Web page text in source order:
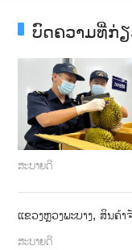
ບົດຄວາມທີ່ກ່
ສະບາຍດີ
ແຂວງຫຼວງພະບາງ, ສິນຄ້
ສະບາຍດີ